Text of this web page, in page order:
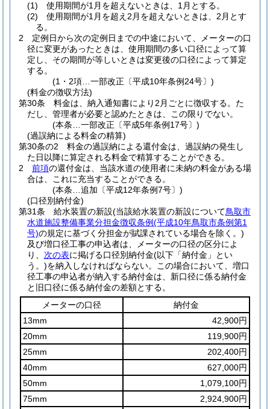
(1)
使用期間が1月を超えないときは、1月とする。
(2)
使用期間が1月を超え2月を超えないときは、2月とす
る。
2
定例日から次の定例日までの中途において、メーターの口
径に変更があったときは、使用期間の多い口径によって算
定し、その期間が等しいときは変更後の口径によって算定
する。
(1・2項…一部改正〔平成10年条例24号〕)
(料金の徴収方法)
第30条
料金は、納入通知書により2月ごとに徴収する。 た
だし、管理者が必要と認めたときは、この限りでない。
(本条…一部改正〔平成5年条例17号〕)
(過誤納による料金の精算)
第30条の2
料金の過誤納による還付金は、過誤納の発生し
た日以降に算定される料金で精算することができる。
2
前項の還付金は、当該水道の使用者に未納の料金がある場
合は、これに充当することができる。
(本条…追加〔平成12年条例7号〕)
(口径別納付金)
第31条
給水装置の新設(当該給水装置の新設について鳥取市
水道施設整備事業分担金徴収条例(平成10年鳥取市条例第1
号)の規定に基づく分担金が賦課されている場合を除く。)
及び増口径工事の申込者は、メーターの口径の区分によ
り、 次の表に掲げる口径別納付金(以下「納付金」とい
う。)を納入しなければならない。
この場合において、増口
径工事の申込者が納入する納付金は、新口径に係る納付金
と旧口径に係る納付金の差額とする。
メーターの口径
納付金
13mm
42,900円
20mm
119,900円
25mm
202,400円
40mm
627,000円
50mm
1,079,100円
75mm
2,924,900円